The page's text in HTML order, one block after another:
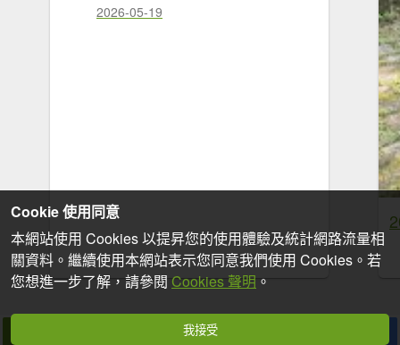
2026-05-19
收藏
Cookie 使用同意
本網站使用 Cookies 以提昇您的使用體驗及統計網路流量相
關資料。繼續使用本網站表示您同意我們使用 Cookies。若
您想進一步了解，請參閱 Cookies 聲明 。
我接受